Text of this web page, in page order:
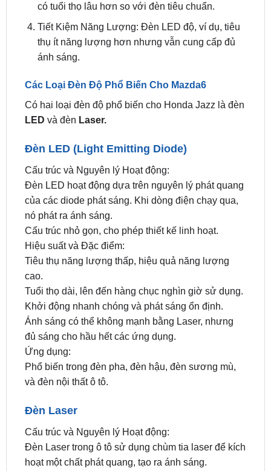
có tuổi thọ lâu hơn so với đèn tiêu chuẩn.
Tiết Kiệm Năng Lượng: Đèn LED độ, ví dụ, tiêu
thụ ít năng lượng hơn nhưng vẫn cung cấp đủ
ánh sáng.
Các Loại Đèn Độ Phổ Biến Cho Mazda6
Có hai loại đèn độ phổ biến cho Honda Jazz là đèn
LED và đèn Laser.
Đèn LED (Light Emitting Diode)
Cấu trúc và Nguyên lý Hoạt động:
Đèn LED hoạt động dựa trên nguyên lý phát quang
của các diode phát sáng. Khi dòng điện chạy qua,
nó phát ra ánh sáng.
Cấu trúc nhỏ gọn, cho phép thiết kế linh hoạt.
Hiệu suất và Đặc điểm:
Tiêu thụ năng lượng thấp, hiệu quả năng lượng
cao.
Tuổi thọ dài, lên đến hàng chục nghìn giờ sử dụng.
Khởi động nhanh chóng và phát sáng ổn định.
Ánh sáng có thể không mạnh bằng Laser, nhưng
đủ sáng cho hầu hết các ứng dụng.
Ứng dụng:
Phổ biến trong đèn pha, đèn hậu, đèn sương mù,
và đèn nội thất ô tô.
Đèn Laser
Cấu trúc và Nguyên lý Hoạt động:
Đèn Laser trong ô tô sử dụng chùm tia laser để kích
hoạt một chất phát quang, tạo ra ánh sáng.